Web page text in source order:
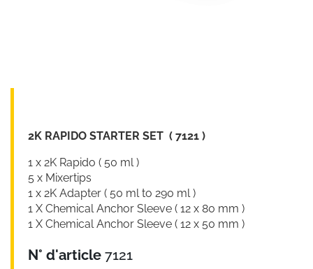
2K RAPIDO STARTER SET ( 7121 )
1 x 2K Rapido ( 50 ml )
5 x Mixertips
1 x 2K Adapter ( 50 ml to 290 ml )
1 X Chemical Anchor Sleeve ( 12 x 80 mm )
1 X Chemical Anchor Sleeve ( 12 x 50 mm )
N° d'article 7121